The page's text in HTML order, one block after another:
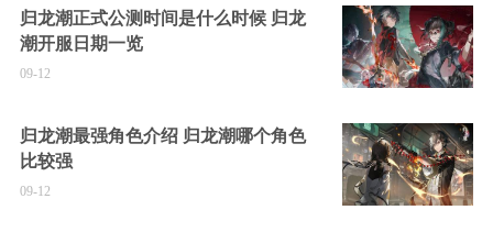
归龙潮正式公测时间是什么时候 归龙
潮开服日期一览
09-12
归龙潮最强角色介绍 归龙潮哪个角色
比较强
09-12